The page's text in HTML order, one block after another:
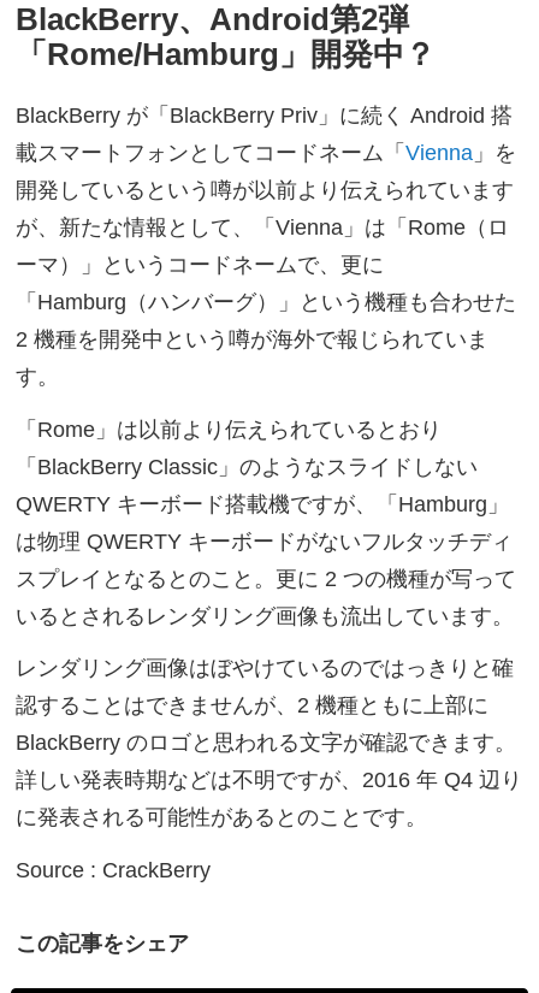
BlackBerry、Android第2弾
「Rome/Hamburg」開発中？
BlackBerry が「BlackBerry Priv」に続く Android 搭
載スマートフォンとしてコードネーム「Vienna 」を
開発しているという噂が以前より伝えられています
が、新たな情報として、「Vienna」は「Rome（ロ
ーマ）」というコードネームで、更に
「Hamburg（ハンバーグ）」という機種も合わせた
2 機種を開発中という噂が海外で報じられていま
す。
「Rome」は以前より伝えられているとおり
「BlackBerry Classic」のようなスライドしない
QWERTY キーボード搭載機ですが、「Hamburg」
は物理 QWERTY キーボードがないフルタッチディ
スプレイとなるとのこと。更に 2 つの機種が写って
いるとされるレンダリング画像も流出しています。
レンダリング画像はぼやけているのではっきりと確
認することはできませんが、2 機種ともに上部に
BlackBerry のロゴと思われる文字が確認できます。
詳しい発表時期などは不明ですが、2016 年 Q4 辺り
に発表される可能性があるとのことです。
Source : CrackBerry
この記事をシェア